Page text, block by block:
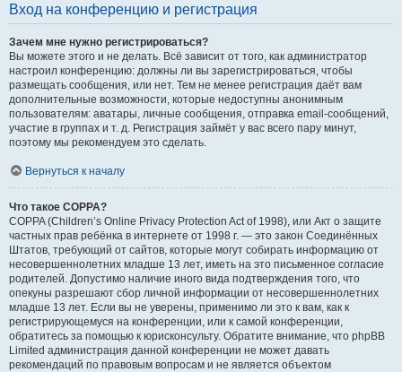
Вход на конференцию и регистрация
Зачем мне нужно регистрироваться?
Вы можете этого и не делать. Всё зависит от того, как администратор
настроил конференцию: должны ли вы зарегистрироваться, чтобы
размещать сообщения, или нет. Тем не менее регистрация даёт вам
дополнительные возможности, которые недоступны анонимным
пользователям: аватары, личные сообщения, отправка email-сообщений,
участие в группах и т. д. Регистрация займёт у вас всего пару минут,
поэтому мы рекомендуем это сделать.
Вернуться к началу
Что такое COPPA?
COPPA (Children’s Online Privacy Protection Act of 1998), или Акт о защите
частных прав ребёнка в интернете от 1998 г. — это закон Соединённых
Штатов, требующий от сайтов, которые могут собирать информацию от
несовершеннолетних младше 13 лет, иметь на это письменное согласие
родителей. Допустимо наличие иного вида подтверждения того, что
опекуны разрешают сбор личной информации от несовершеннолетних
младше 13 лет. Если вы не уверены, применимо ли это к вам, как к
регистрирующемуся на конференции, или к самой конференции,
обратитесь за помощью к юрисконсульту. Обратите внимание, что phpBB
Limited администрация данной конференции не может давать
рекомендаций по правовым вопросам и не является объектом